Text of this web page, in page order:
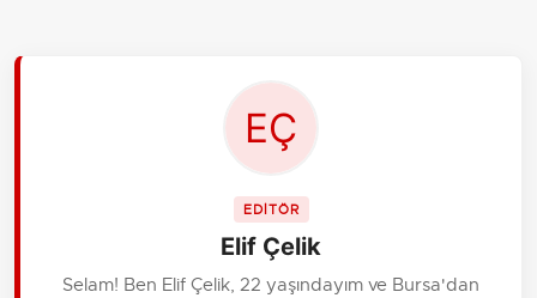
EDİTÖR
Elif Çelik
Selam! Ben Elif Çelik, 22 yaşındayım ve Bursa'dan